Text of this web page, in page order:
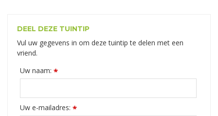
DEEL DEZE TUINTIP
Vul uw gegevens in om deze tuintip te delen met een
vriend.
Uw naam: *
Uw e-mailadres: *